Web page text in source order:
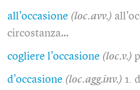
all'occasione (loc.avv.)
circostanza…
cogliere l'occasione (loc.v.)
d'occasione (loc.agg.inv.) 1.